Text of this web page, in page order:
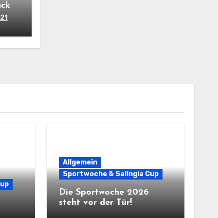
Allgemein
Sportwoche & Salingia Cup
Die Sportwoche 2026
steht vor der Tür!